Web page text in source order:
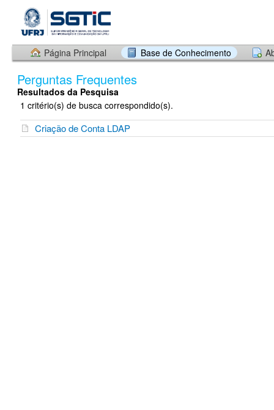
Página Principal Base de Conhecimento
Perguntas Frequentes
Resultados da Pesquisa
1 critério(s) de busca correspondido(s).
Criação de Conta LDAP